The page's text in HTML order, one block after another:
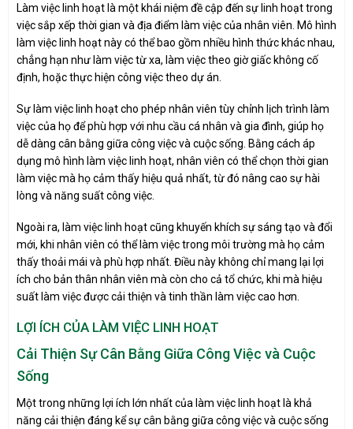
Làm việc linh hoạt là một khái niệm đề cập đến sự linh hoạt trong
việc sắp xếp thời gian và địa điểm làm việc của nhân viên. Mô hình
làm việc linh hoạt này có thể bao gồm nhiều hình thức khác nhau,
chẳng hạn như làm việc từ xa, làm việc theo giờ giấc không cố
định, hoặc thực hiện công việc theo dự án.
Sự làm việc linh hoạt cho phép nhân viên tùy chỉnh lịch trình làm
việc của họ để phù hợp với nhu cầu cá nhân và gia đình, giúp họ
dễ dàng cân bằng giữa công việc và cuộc sống. Bằng cách áp
dụng mô hình làm việc linh hoạt, nhân viên có thể chọn thời gian
làm việc mà họ cảm thấy hiệu quả nhất, từ đó nâng cao sự hài
lòng và năng suất công việc.
Ngoài ra, làm việc linh hoạt cũng khuyến khích sự sáng tạo và đổi
mới, khi nhân viên có thể làm việc trong môi trường mà họ cảm
thấy thoải mái và phù hợp nhất. Điều này không chỉ mang lại lợi
ích cho bản thân nhân viên mà còn cho cả tổ chức, khi mà hiệu
suất làm việc được cải thiện và tinh thần làm việc cao hơn.
LỢI ÍCH CỦA LÀM VIỆC LINH HOẠT
Cải Thiện Sự Cân Bằng Giữa Công Việc và Cuộc
Sống
Một trong những lợi ích lớn nhất của làm việc linh hoạt là khả
năng cải thiện đáng kể sự cân bằng giữa công việc và cuộc sống